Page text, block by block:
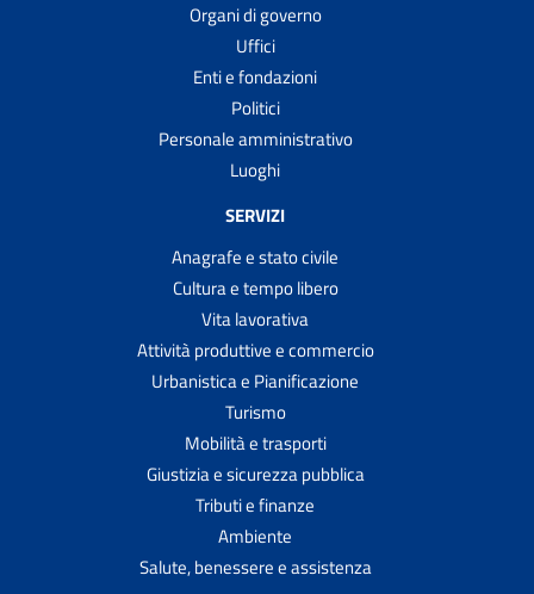
Organi di governo
Uffici
Enti e fondazioni
Politici
Personale amministrativo
Luoghi
SERVIZI
Anagrafe e stato civile
Cultura e tempo libero
Vita lavorativa
Attività produttive e commercio
Urbanistica e Pianificazione
Turismo
Mobilità e trasporti
Giustizia e sicurezza pubblica
Tributi e finanze
Ambiente
Salute, benessere e assistenza